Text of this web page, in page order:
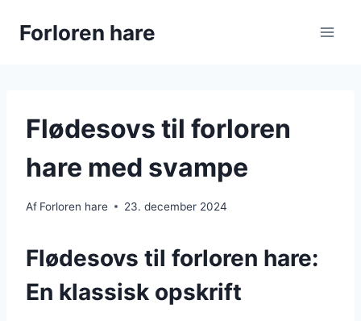
Forloren hare
Flødesovs til forloren
hare med svampe
Af Forloren hare 23. december 2024
Flødesovs til forloren hare:
En klassisk opskrift